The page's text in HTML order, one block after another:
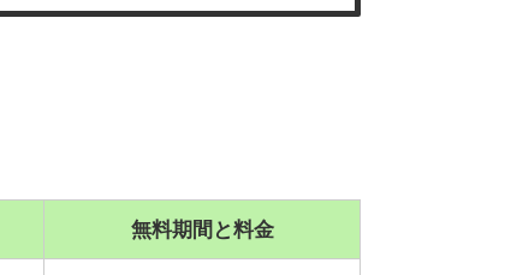
無料期間と料金